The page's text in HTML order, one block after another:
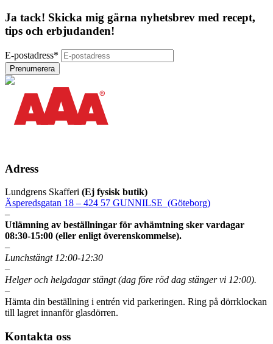
Ja tack! Skicka mig gärna nyhetsbrev med recept,
tips och erbjudanden!
E-postadress*
Adress
Lundgrens Skafferi (Ej fysisk butik)
Äsperedsgatan 18 – 424 57 GUNNILSE (Göteborg)
–
Utlämning av beställningar för avhämtning sker vardagar
08:30-15:00 (eller enligt överenskommelse).
–
Lunchstängt 12:00-12:30
–
Helger och helgdagar stängt (dag före röd dag stänger vi 12:00).
–
Hämta din beställning i entrén vid parkeringen. Ring på dörrklockan
till lagret innanför glasdörren.
Kontakta oss